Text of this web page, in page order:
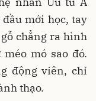
mới học, tay
chẳng ra hình
mó sao đó.
động viên, chỉ
thạo.